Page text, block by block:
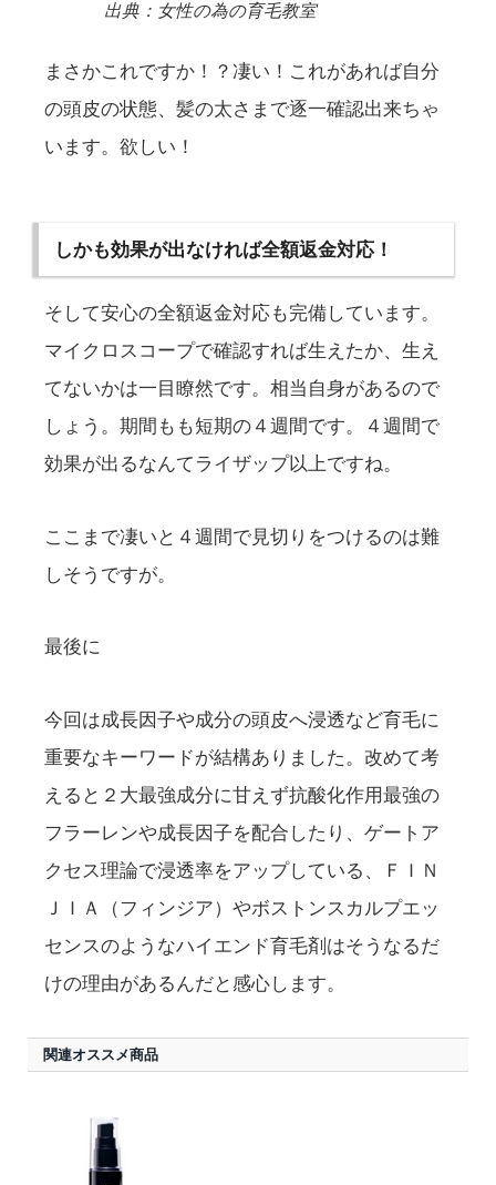
出典：女性の為の育毛教室
まさかこれですか！？凄い！これがあれば自分
の頭皮の状態、髪の太さまで逐一確認出来ちゃ
います。欲しい！
しかも効果が出なければ全額返金対応！
そして安心の全額返金対応も完備しています。
マイクロスコープで確認すれば生えたか、生え
てないかは一目瞭然です。相当自身があるので
しょう。期間もも短期の４週間です。４週間で
効果が出るなんてライザップ以上ですね。
ここまで凄いと４週間で見切りをつけるのは難
しそうですが。
最後に
今回は成長因子や成分の頭皮へ浸透など育毛に
重要なキーワードが結構ありました。改めて考
えると２大最強成分に甘えず抗酸化作用最強の
フラーレンや成長因子を配合したり、ゲートア
クセス理論で浸透率をアップしている、ＦＩＮ
ＪＩＡ（フィンジア）やボストンスカルプエッ
センスのようなハイエンド育毛剤はそうなるだ
けの理由があるんだと感心します。
関連オススメ商品